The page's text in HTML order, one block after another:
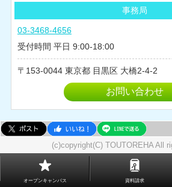
事務局
03-3468-4656
受付時間 平日 9:00-18:00
153-0044 東京都 目黒区 大橋2-4-2
お問い合わせ
(c)copyright(C) TOUTOREHA All
オープンキャンパス 資料請求